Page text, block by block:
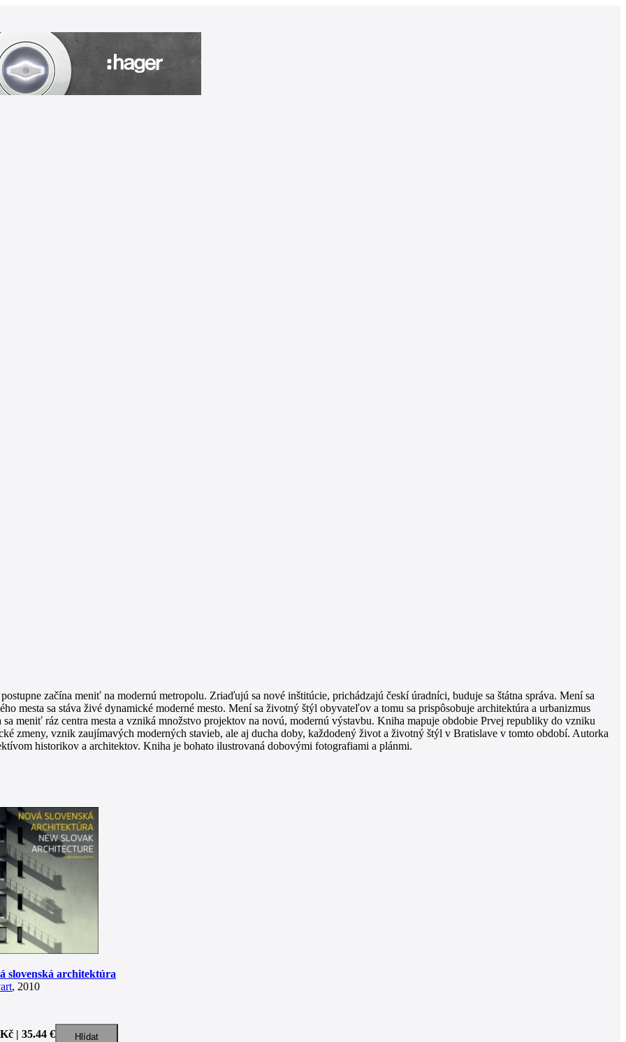
začína meniť na modernú metropolu. Zriaďujú sa nové inštitúcie, prichádzajú českí úradníci, buduje sa štátna správa. Mení sa
mesta sa stáva živé dynamické moderné mesto. Mení sa životný štýl obyvateľov a tomu sa prispôsobuje architektúra a urbanizmus
meniť ráz centra mesta a vzniká množstvo projektov na novú, modernú výstavbu. Kniha mapuje obdobie Prvej republiky do vzniku
zmeny, vznik zaujímavých moderných stavieb, ale aj ducha doby, každodený život a životný štýl v Bratislave v tomto období. Autorka
historikov a architektov. Kniha je bohato ilustrovaná dobovými fotografiami a plánmi.
slovenská architektúra
, 2010
| 35.44 €